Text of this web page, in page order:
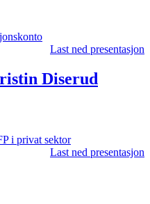
Last ned presentasjon
Diserud
i privat sektor
Last ned presentasjon